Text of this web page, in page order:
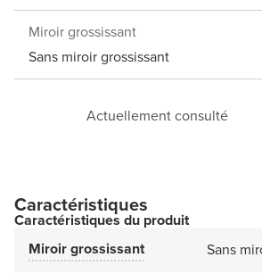
Miroir grossissant
Sans miroir grossissant
Actuellement consulté
Caractéristiques
Caractéristiques du produit
Miroir grossissant
Sans